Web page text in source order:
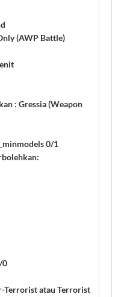
(AWP Battle)
: Gressia (Weapon
0/1
0
Terrorist atau Terrorist